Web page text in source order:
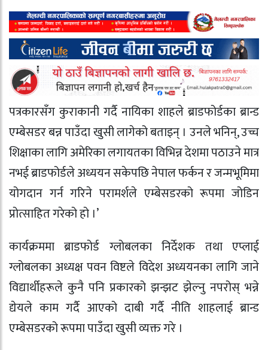
पत्रकारसँग कुराकानी गर्दै नायिका शाहले ब्राडफोर्डका ब्रान्ड
एम्बेसडर बन्न पाउँदा खुसी लागेको बताइन् । उनले भनिन्, उच्च
शिक्षाका लागि अमेरिका लगायतका विभिन्न देशमा पठाउने मात्र
नभई ब्राडफोर्डले अध्ययन सकेपछि नेपाल फर्कन र जन्मभूमिमा
योगदान गर्न गरिने परामर्शले एम्बेसडरको रूपमा जोडिन
प्रोत्साहित गरेको हो ।’
कार्यक्रममा ब्राडफोर्ड ग्लोबलका निर्देशक तथा एप्लाई
ग्लोबलका अध्यक्ष पवन विष्टले विदेश अध्ययनका लागि जाने
विद्यार्थीहरूले कुनै पनि प्रकारको झन्झट झेल्नु नपरोस् भन्ने
द्येयले काम गर्दै आएको दाबी गर्दै नीति शाहलाई ब्रान्ड
एम्बेसडरको रूपमा पाउँदा खुसी व्यक्त गरे ।